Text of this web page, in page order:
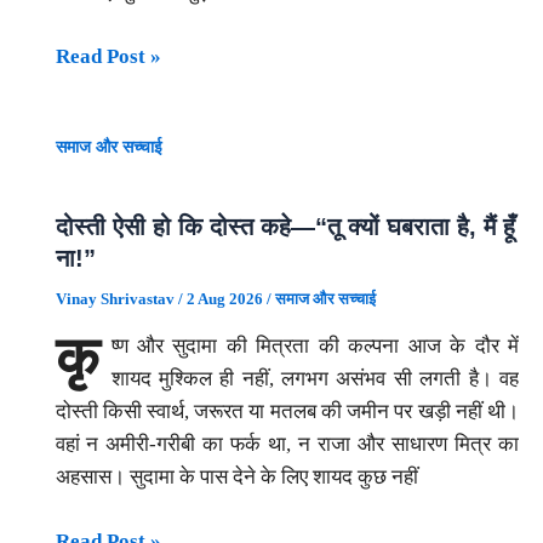
रणनीति
चुनाव
गणित?
ओपन
पर
कलाकारों
द्वारा
धर्म
परिवर्तन
के
गंभीर
आरोप,
Read Post »
समाज और सच्चाई
दोस्ती ऐसी हो कि दोस्त कहे—“तू क्यों घबराता है, मैं हूँ
ना!”
Vinay Shrivastav / 2 Aug 2026 /समाज और सच्चाई
कृ ष्ण और सुदामा की मित्रता की कल्पना आज के दौर में
शायद मुश्किल ही नहीं, लगभग असंभव सी लगती है। वह
दोस्ती किसी स्वार्थ, जरूरत या मतलब की जमीन पर खड़ी नहीं थी।
वहां न अमीरी-गरीबी का फर्क था, न राजा और साधारण मित्र का
अहसास। सुदामा के पास देने के लिए शायद कुछ नहीं